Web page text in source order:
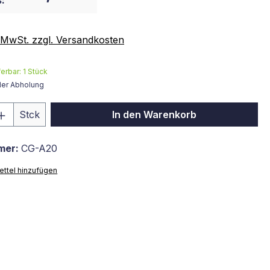
zzgl. Versandkosten
1 Stück
Abholung
Anzahl: Gib den gewünschten Wert
Stck In den Warenkorb
CG-A20
hinzufügen